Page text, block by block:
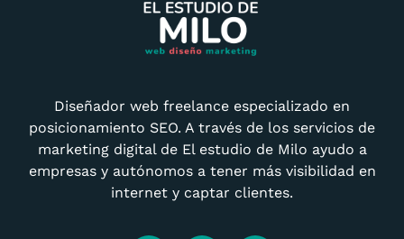
Diseñador web freelance especializado en
posicionamiento SEO. A través de los servicios de
marketing digital de El estudio de Milo ayudo a
empresas y autónomos a tener más visibilidad en
internet y captar clientes.